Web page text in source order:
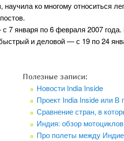
научила ко многому относиться
7 января по 6 февраля 2007
и деловой — с 19 по 24
Полезные записи:
Новости India Inside
Проект India Inside или
Сравнение стран, в
Индия: обзор мотоциклов
Про полеты между